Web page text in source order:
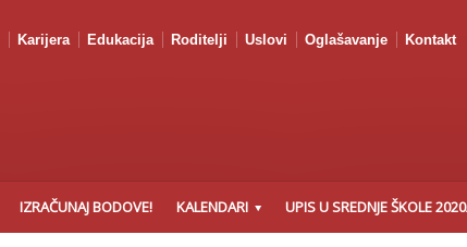
Karijera Edukacija Roditelji Uslovi Oglašavanje Kontakt
IZRAČUNAJ BODOVE! KALENDARI UPIS U SREDNJE ŠKOLE